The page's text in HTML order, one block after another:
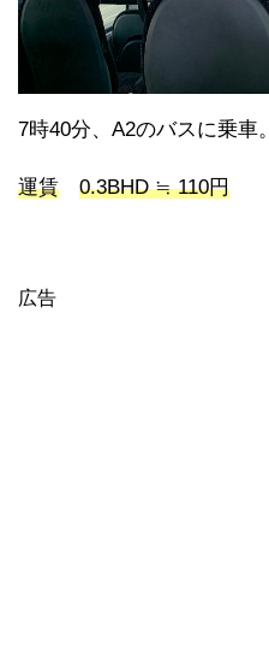
7時40分、A2のバスに乗車。
運賃 0.3BHD ≒ 110円
広告